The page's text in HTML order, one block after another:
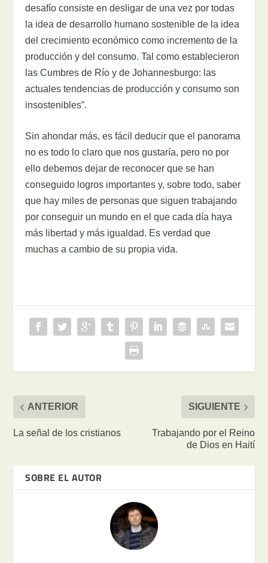
desafío consiste en desligar de una vez por todas
la idea de desarrollo humano sostenible de la idea
del crecimiento económico como incremento de la
producción y del consumo. Tal como establecieron
las Cumbres de Río y de Johannesburgo: las
actuales tendencias de producción y consumo son
insostenibles”.
Sin ahondar más, es fácil deducir que el panorama
no es todo lo claro que nos gustaría, pero no por
ello debemos dejar de reconocer que se han
conseguido logros importantes y, sobre todo, saber
que hay miles de personas que siguen trabajando
por conseguir un mundo en el que cada día haya
más libertad y más igualdad. Es verdad que
muchas a cambio de su propia vida.
ANTERIOR
La señal de los cristianos
SIGUIENTE
Trabajando por el Reino
de Dios en Haití
SOBRE EL AUTOR